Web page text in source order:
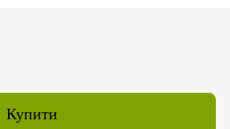
Купити